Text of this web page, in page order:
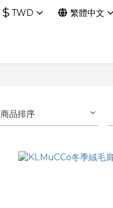
$ TWD 繁體中文
商品排序